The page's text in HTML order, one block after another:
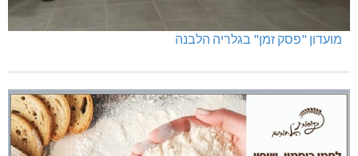
מועדון "פסק זמן" בגלריה הלבנה